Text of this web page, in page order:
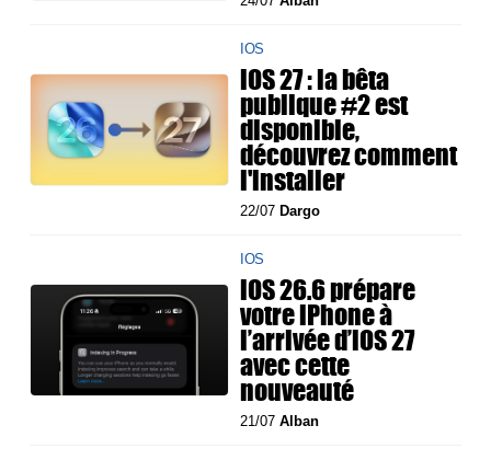
IOS
iOS 27 : la bêta
publique #2 est
disponible,
découvrez comment
l'installer
22/07 Dargo
IOS
iOS 26.6 prépare
votre iPhone à
l’arrivée d’iOS 27
avec cette
nouveauté
21/07Alban